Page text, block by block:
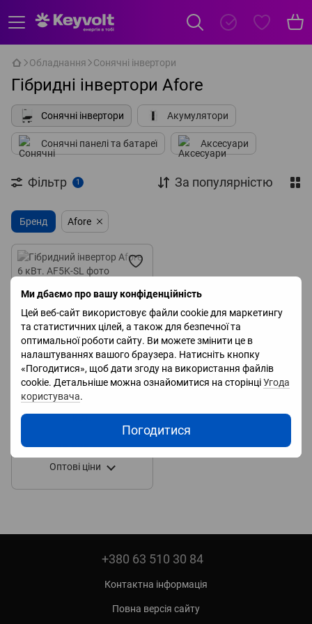
Ми дбаємо про вашу конфіденційність
Цей веб-сайт використовує файли cookie для маркетингу
та статистичних цілей, а також для безпечної та
оптимальної роботи сайту. Ви можете змінити це в
налаштуваннях вашого браузера. Натисніть кнопку
«Погодитися», щоб дати згоду на використання файлів
cookie. Детальніше можна ознайомитися на сторінціУгода
користувача.
Погодитися
Обладнання Сонячні інвертори
Гібридні інвертори Afore
Сонячні інвертори Акумулятори
Сонячні панелі та батареї Аксесуари
Фільтр 1 За популярністю
Бренд Afore
Гібридний інвертор Afore 6
кВт.
38 885 грн
Оптові ціни
+380 63 510 30 84
Контактна інформація
Повна версія сайту